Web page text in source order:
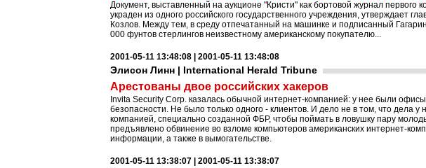
Документ, выставленный на аукционе "Кристи" как бортовой журнал
украден из одного российского государственного учреждения, утверждает
Козлов. Между тем, в среду отпечатанный на машинке и подписанный
000 фунтов стерлингов неизвестному американскому покупателю...
2001-05-11 13:48:08 | 2001-05-11 13:48:08
Элисон Линн | International Herald Tribune
Арестованы двое российских хакеров
Invita Security Corp. казалась обычной интернет-компанией: у нее были
безопасности. Не было только одного - клиентов. И дело не в том, что дела
компанией, специально созданной ФБР, чтобы поймать в ловушку пару
предъявлено обвинение во взломе компьютеров американских интернет-
информации, а также в вымогательстве.
2001-05-11 13:38:07 | 2001-05-11 13:38:07